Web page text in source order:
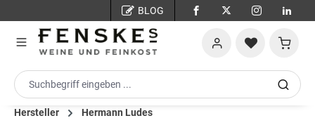
BLOG
Hersteller Hermann Ludes